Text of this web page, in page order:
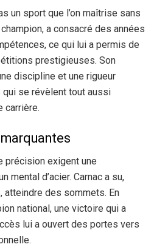
un sport que l’on maîtrise sans
a consacré des années
ce qui lui a permis de
prestigieuses. Son
discipline et une rigueur
se révèlent tout aussi
carrière.
précision exigent une
mental d’acier. Carnac a su,
atteindre des sommets. En
national, une victoire qui a
lui a ouvert des portes vers